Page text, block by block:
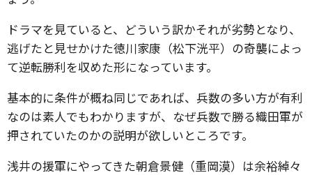
ドラマを見ていると、どういう訳かそれが劣勢となり、
逃げたと見せかけた徳川家康（松下洸平）の奇襲によっ
て逆転勝利を収めた形になっています。
基本的に条件が概ね同じであれば、兵数の多い方が有利
なのは素人でもわかりますが、なぜ兵数で勝る織田軍が
押されていたのかの説明が欲しいところです。
浅井の援軍にやってきた朝倉景健（重岡漠）は余裕綽々